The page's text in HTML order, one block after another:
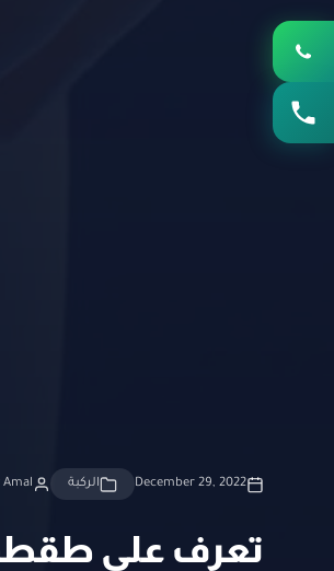
December 29, 2022 الركبة
تعرف على